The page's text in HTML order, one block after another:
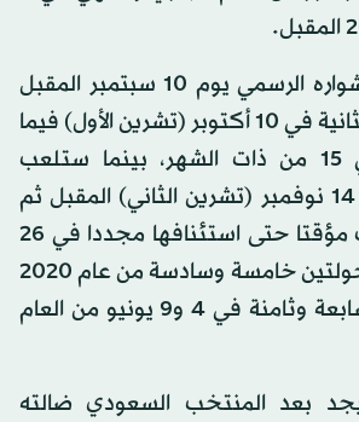
وسيبدأ الأخضر مشواره الرسمي يوم 10 سبتمبر المقبل
وستكون الجولة الثانية في 10 أكتوبر (تشرين الأول) فيما
الجولة الثالثة في 15 من ذات الشهر، بينما ستلعب
الجولة الرابعة في 14 نوفمبر (تشرين الثاني) المقبل ثم
تتوقف المنافسات مؤقتا حتى استئنافها مجددا في 26
مارس (آذار) و31 بجولتين خامسة وسادسة من عام 2020
المقبل ثم جولة سابعة وثامنة في 4 و9 يونيو من العام
بعد المنتخب السعودي ضالته